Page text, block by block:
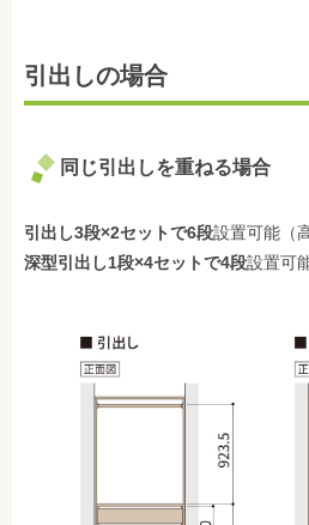
引出しの場合
同じ引出しを重ねる場合
引出し3段×2セットで6段設置可能（
深型引出し1段×4セットで4段設置可